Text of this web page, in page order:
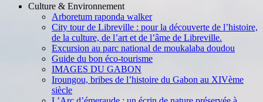
Culture & Environnement
Arboretum raponda walker
City tour de Libreville : pour la découverte de l’histoire,
de la culture, de l’art et de l’âme de Libreville.
Excursion au parc national de moukalaba doudou
Guide du bon éco-tourisme
IMAGES DU GABON
Iroungou, bribes de l’histoire du Gabon au XIVème
siècle